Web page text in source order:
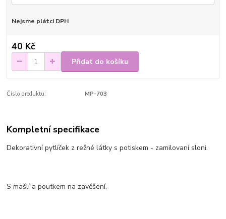
Nejsme plátci DPH
40 Kč
Přidat do košíku
Číslo produktu: MP-703
Kompletní specifikace
Dekorativní pytlíček z režné látky s potiskem - zamilovaní sloni.
S mašlí a poutkem na zavěšení.